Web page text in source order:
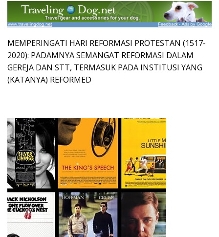
MEMPERINGATI HARI REFORMASI PROTESTAN (1517-
2020): PADAMNYA SEMANGAT REFORMASI DALAM
GEREJA DAN STT, TERMASUK PADA INSTITUSI YANG
(KATANYA) REFORMED